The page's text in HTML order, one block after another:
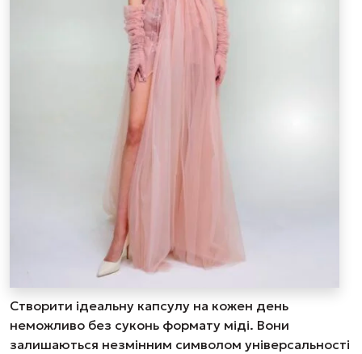
Створити ідеальну капсулу на кожен день
неможливо без суконь формату міді. Вони
залишаються незмінним символом універсальності